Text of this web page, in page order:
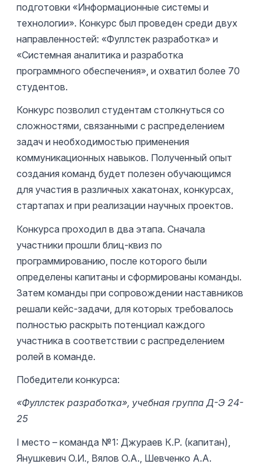
подготовки «Информационные системы и
технологии». Конкурс был проведен среди двух
направленностей: «Фуллстек разработка» и
«Системная аналитика и разработка
программного обеспечения», и охватил более 70
студентов.
Конкурс позволил студентам столкнуться со
сложностями, связанными с распределением
задач и необходимостью применения
коммуникационных навыков. Полученный опыт
создания команд будет полезен обучающимся
для участия в различных хакатонах, конкурсах,
стартапах и при реализации научных проектов.
Конкурса проходил в два этапа. Сначала
участники прошли блиц-квиз по
программированию, после которого были
определены капитаны и сформированы команды.
Затем команды при сопровождении наставников
решали кейс-задачи, для которых требовалось
полностью раскрыть потенциал каждого
участника в соответствии с распределением
ролей в команде.
Победители конкурса:
«Фуллстек разработка», учебная группа Д-Э 24-
25
І место – команда №1: Джураев К.Р. (капитан),
Янушкевич О.И., Вялов О.А., Шевченко А.А.